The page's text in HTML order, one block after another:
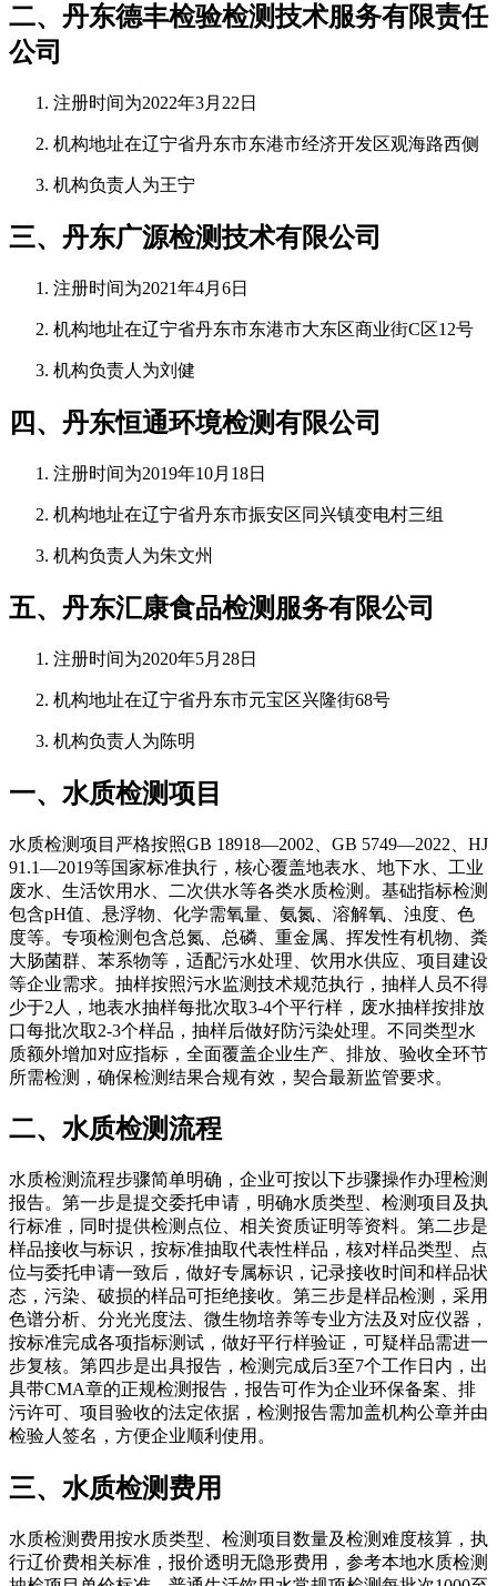
二、丹东德丰检验检测技术服务有限责任
公司
注册时间为2022年3月22日
机构地址在辽宁省丹东市东港市经济开发区观海路西侧
机构负责人为王宁
三、丹东广源检测技术有限公司
注册时间为2021年4月6日
机构地址在辽宁省丹东市东港市大东区商业街C区12号
机构负责人为刘健
四、丹东恒通环境检测有限公司
注册时间为2019年10月18日
机构地址在辽宁省丹东市振安区同兴镇变电村三组
机构负责人为朱文州
五、丹东汇康食品检测服务有限公司
注册时间为2020年5月28日
机构地址在辽宁省丹东市元宝区兴隆街68号
机构负责人为陈明
一、水质检测项目
水质检测项目严格按照GB 18918—2002、GB 5749—2022、HJ
91.1—2019等国家标准执行，核心覆盖地表水、地下水、工业
废水、生活饮用水、二次供水等各类水质检测。基础指标检测
包含pH值、悬浮物、化学需氧量、氨氮、溶解氧、浊度、色
度等。专项检测包含总氮、总磷、重金属、挥发性有机物、粪
大肠菌群、苯系物等，适配污水处理、饮用水供应、项目建设
等企业需求。抽样按照污水监测技术规范执行，抽样人员不得
少于2人，地表水抽样每批次取3-4个平行样，废水抽样按排放
口每批次取2-3个样品，抽样后做好防污染处理。不同类型水
质额外增加对应指标，全面覆盖企业生产、排放、验收全环节
所需检测，确保检测结果合规有效，契合最新监管要求。
二、水质检测流程
水质检测流程步骤简单明确，企业可按以下步骤操作办理检测
报告。第一步是提交委托申请，明确水质类型、检测项目及执
行标准，同时提供检测点位、相关资质证明等资料。第二步是
样品接收与标识，按标准抽取代表性样品，核对样品类型、点
位与委托申请一致后，做好专属标识，记录接收时间和样品状
态，污染、破损的样品可拒绝接收。第三步是样品检测，采用
色谱分析、分光光度法、微生物培养等专业方法及对应仪器，
按标准完成各项指标测试，做好平行样验证，可疑样品需进一
步复核。第四步是出具报告，检测完成后3至7个工作日内，出
具带CMA章的正规检测报告，报告可作为企业环保备案、排
污许可、项目验收的法定依据，检测报告需加盖机构公章并由
检验人签名，方便企业顺利使用。
三、水质检测费用
水质检测费用按水质类型、检测项目数量及检测难度核算，执
行辽价费相关标准，报价透明无隐形费用，参考本地水质检测